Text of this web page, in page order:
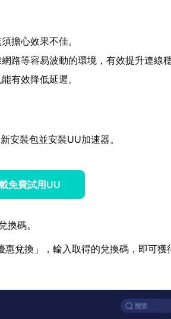
擔心效果不佳。
網路等容易波動的環境，有效提升連線
有效降低延遲。
安裝包並安裝UU加速器。
免費試用UU
換碼。
兌換」，輸入取得的兌換碼，即可獲